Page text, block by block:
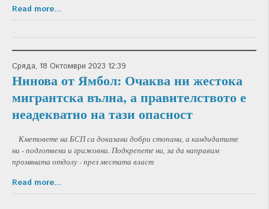
Read more...
Сряда, 18 Октомври 2023 12:39
Нинова от Ямбол: Очаква ни жестока
мигрантска вълна, а правителството е
неадекватно на тази опасност
Кметовете на БСП са доказани добри стопани, а кандидатите
ни - подготвени и грижовни. Подкрепете ни, за да направим
промяната отдолу - през местата власт
Read more...